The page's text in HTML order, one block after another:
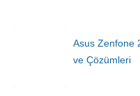
Asus Zenfone
ve Çözümleri